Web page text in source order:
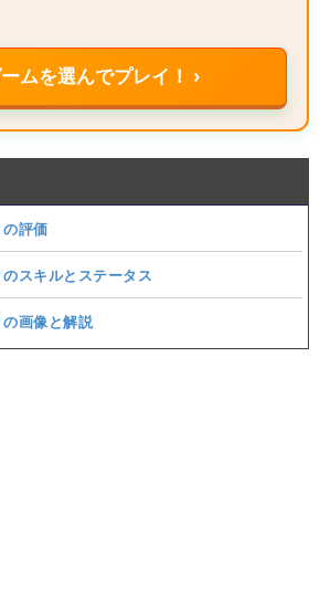
ムを選んでプレイ！ ›
評価
スキルとステータス
画像と解説